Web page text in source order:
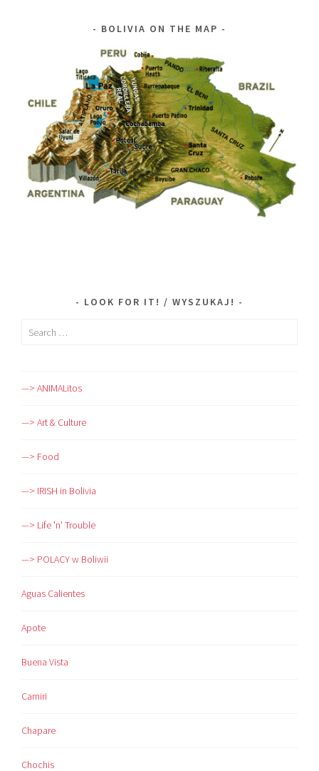
BOLIVIA ON THE MAP
LOOK FOR IT! / WYSZUKAJ!
Search
—> ANIMALitos
—> Art & Culture
—> Food
—> IRISH in Bolivia
—> Life 'n' Trouble
—> POLACY w Boliwii
Aguas Calientes
Apote
Buena Vista
Camiri
Chapare
Chochis